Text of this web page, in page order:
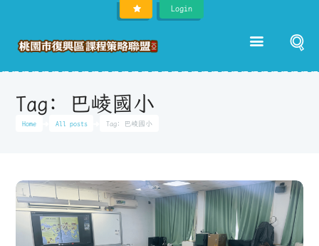
Login
Home All posts Tag: 巴崚國小
Tag: 巴崚國小